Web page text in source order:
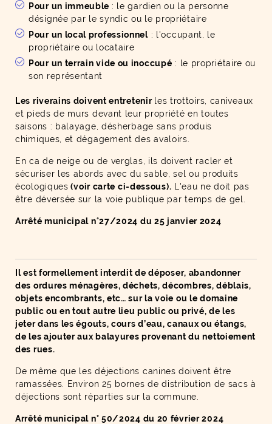
Pour un immeuble : le gardien ou la personne
désignée par le syndic ou le propriétaire
Pour un local professionnel: l'occupant, le
propriétaire ou locataire
Pour un terrain vide ou inoccupé : le propriétaire ou
son représentant
Les riverains doivent entretenir les trottoirs, caniveaux
et pieds de murs devant leur propriété en toutes
saisons : balayage, désherbage sans produis
chimiques, et dégagement des avaloirs.
En ca de neige ou de verglas, ils doivent racler et
sécuriser les abords avec du sable, sel ou produits
écologiques (voir carte ci-dessous). L'eau ne doit pas
être déversée sur la voie publique par temps de gel.
Arrêté municipal n°27/2024 du 25 janvier 2024
Il est formellement interdit de déposer, abandonner
des ordures ménagères, déchets, décombres, déblais,
objets encombrants, etc… sur la voie ou le domaine
public ou en tout autre lieu public ou privé, de les
jeter dans les égouts, cours d’eau, canaux ou étangs,
de les ajouter aux balayures provenant du nettoiement
des rues.
De même que les déjections canines doivent être
ramassées. Environ 25 bornes de distribution de sacs à
déjections sont réparties sur la commune.
Arrêté municipal n° 50/2024 du 20 février 2024